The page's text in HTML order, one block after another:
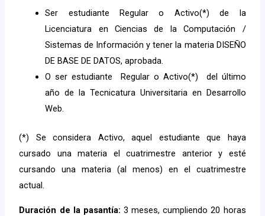
Ser estudiante Regular o Activo(*) de la
Licenciatura en Ciencias de la Computación /
Sistemas de Información y tener la materia DISEÑO
DE BASE DE DATOS, aprobada.
O ser estudiante Regular o Activo(*) del último
año de la Tecnicatura Universitaria en Desarrollo
Web.
(*) Se considera Activo, aquel estudiante que haya
cursado una materia el cuatrimestre anterior y esté
cursando una materia (al menos) en el cuatrimestre
actual.
Duración de la pasantía: 3 meses, cumpliendo 20 horas